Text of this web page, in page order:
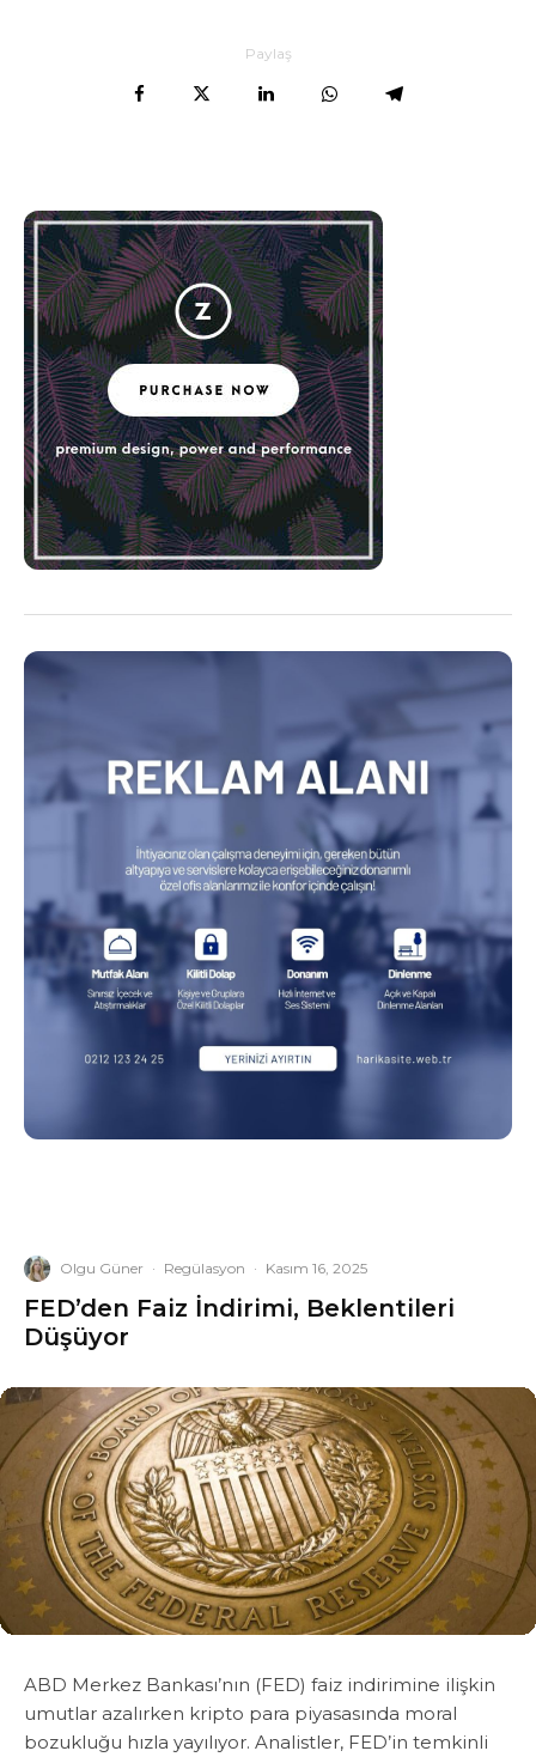
Paylaş
Olgu Güner · Regülasyon · Kasım 16, 2025
FED’den Faiz İndirimi, Beklentileri
Düşüyor
ABD Merkez Bankası’nın (FED) faiz indirimine ilişkin
umutlar azalırken kripto para piyasasında moral
bozukluğu hızla yayılıyor. Analistler, FED’in temkinli